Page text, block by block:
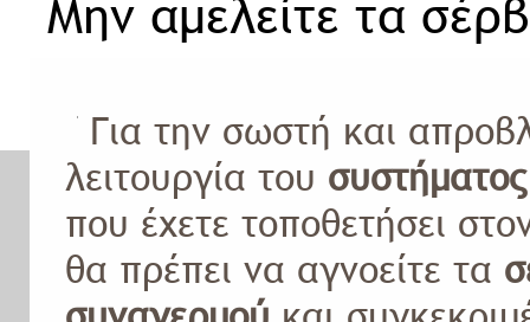
Μην αμελείτε τα
Για την σωστή και
λειτουργία του
που έχετε τοποθετήσει
θα πρέπει να αγνοείτε τα